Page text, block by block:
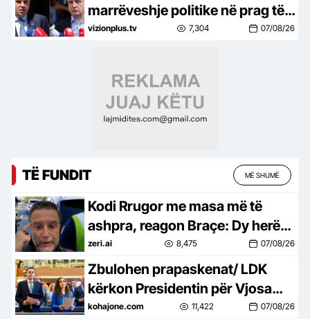
marrëveshje politike në prag të
mbarimit të afatit kushtetues
vizionplus.tv 7,304 07/08/26
TË FUNDIT MË SHUMË
Kodi Rrugor me masa më të
ashpra, reagon Braçe: Dy herë
janë boll për të vrarë…jo pasurim
për policët (VIDEO)
zeri.ai 8,475 07/08/26
Zbulohen prapaskenat/ LDK
kërkon Presidentin për Vjosa
Osmanin, kurse Kurti i ofron…
kohajone.com 11,422 07/08/26